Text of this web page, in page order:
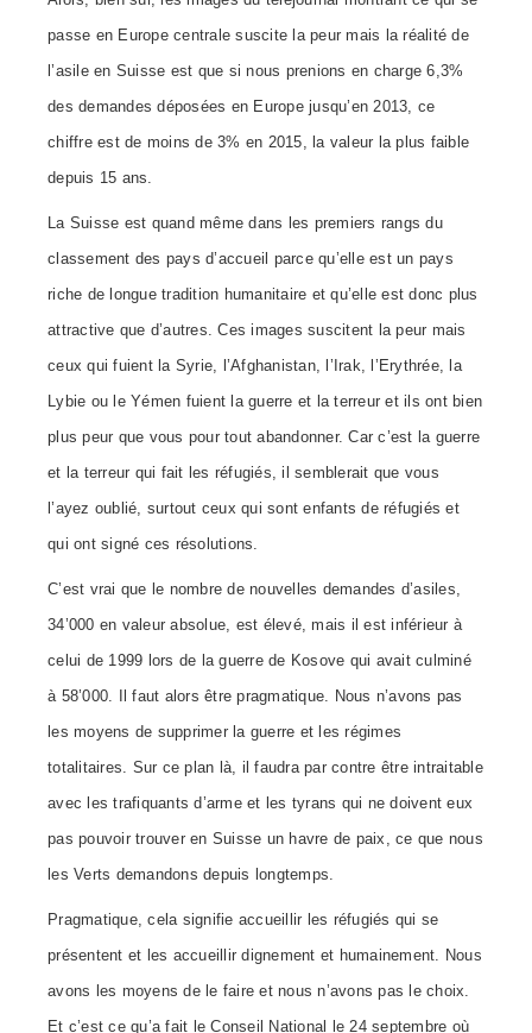
passe en Europe centrale suscite la peur mais la réalité de
l’asile en Suisse est que si nous prenions en charge 6,3%
des demandes déposées en Europe jusqu’en 2013, ce
chiffre est de moins de 3% en 2015, la valeur la plus faible
depuis 15 ans.
La Suisse est quand même dans les premiers rangs du
classement des pays d’accueil parce qu’elle est un pays
riche de longue tradition humanitaire et qu’elle est donc plus
attractive que d’autres. Ces images suscitent la peur mais
ceux qui fuient la Syrie, l’Afghanistan, l’Irak, l’Erythrée, la
Lybie ou le Yémen fuient la guerre et la terreur et ils ont bien
plus peur que vous pour tout abandonner. Car c’est la guerre
et la terreur qui fait les réfugiés, il semblerait que vous
l’ayez oublié, surtout ceux qui sont enfants de réfugiés et
qui ont signé ces résolutions.
C’est vrai que le nombre de nouvelles demandes d’asiles,
34’000 en valeur absolue, est élevé, mais il est inférieur à
celui de 1999 lors de la guerre de Kosove qui avait culminé
à 58’000. Il faut alors être pragmatique. Nous n’avons pas
les moyens de supprimer la guerre et les régimes
totalitaires. Sur ce plan là, il faudra par contre être intraitable
avec les trafiquants d’arme et les tyrans qui ne doivent eux
pas pouvoir trouver en Suisse un havre de paix, ce que nous
les Verts demandons depuis longtemps.
Pragmatique, cela signifie accueillir les réfugiés qui se
présentent et les accueillir dignement et humainement. Nous
avons les moyens de le faire et nous n’avons pas le choix.
Et c’est ce qu’a fait le Conseil National le 24 septembre où